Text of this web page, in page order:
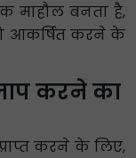
बनता है,
आकर्षित करने के
करने का
करने के लिए,